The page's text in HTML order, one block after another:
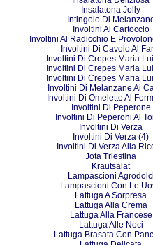
Insalatona Jolly
Intingolo Di
Involtini Al Cartoccio
Involtini Al Radicchio E
Involtini Di Cavolo Al
Involtini Di Crepes Maria
Involtini Di Crepes Maria
Involtini Di Crepes Maria
Involtini Di Melanzane Ai
Involtini Di Omelette Al
Involtini Di Peperone
Involtini Di Peperoni Al
Involtini Di Verza
Involtini Di Verza (4)
Involtini Di Verza Alla
Jota Triestina
Krautsalat
Lampascioni
Lampascioni Con Le
Lattuga A Sorpresa
Lattuga Alla Crema
Lattuga Alla Francese
Lattuga Alle Noci
Lattuga Brasata Con